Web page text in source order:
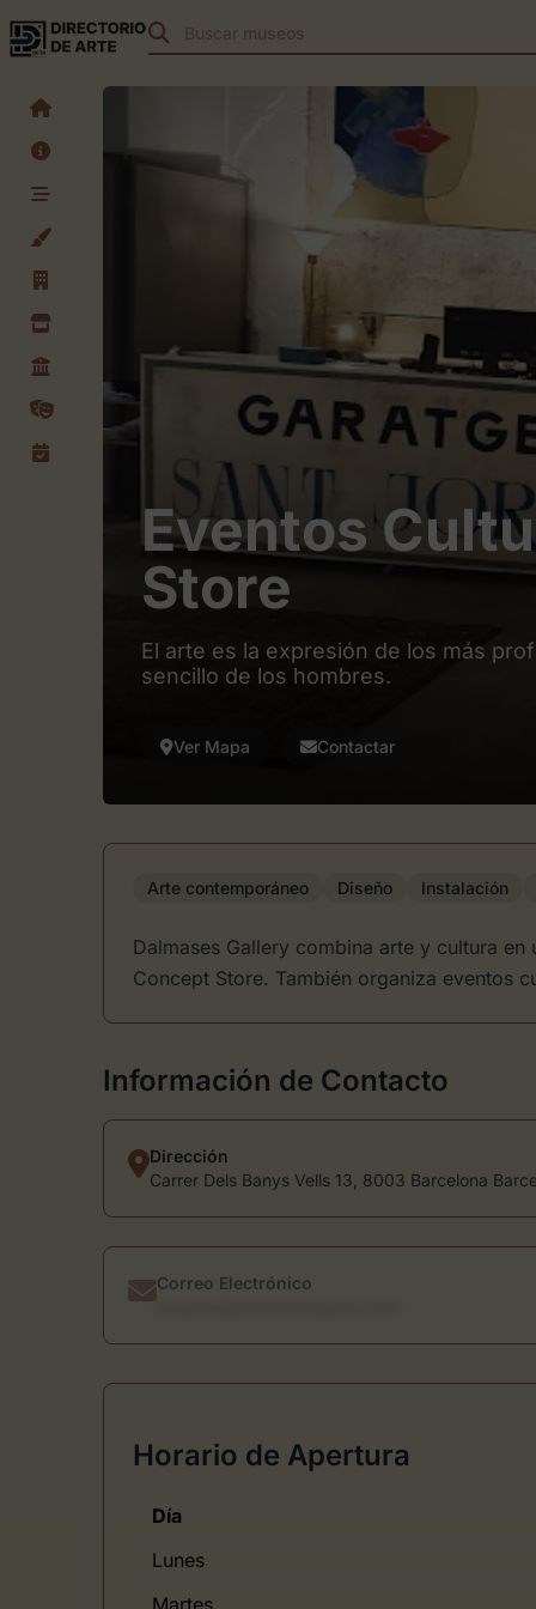
Buscar teatros
Eventos
Store
El arte es la expresión de los más
sencillo de los hombres.
Ver Mapa Contactar
Arte contemporáneo Diseño Instalación
Dalmases Gallery combina arte y cultura
Concept Store. También organiza eventos
Información de Contacto
Dirección
Carrer Dels Banys Vells 13, 8003 Barcelona
Correo Electrónico
Horario de Apertura
Día
Lunes
Martes